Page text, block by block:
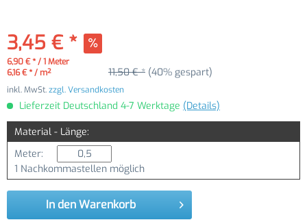
3,45 € *
6,90 € * / 1 Meter
6,16 € * / m²
11,50 € * (40% gespart)
inkl. MwSt.zzgl. Versandkosten
Lieferzeit Deutschland 4-7 Werktage (Details)
Material - Länge:
Meter:
1 Nachkommastellen möglich
In den Warenkorb